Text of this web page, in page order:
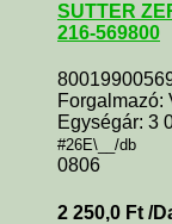
SUTTER
216-569800
Forgalmazó:
Egységár: 3
#26E\__/db
0806
2 250,0 Ft /